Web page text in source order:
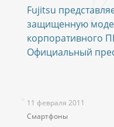
Fujitsu
защищенную
корпоративного
Официальный
11 февраля 2011
Смартфоны